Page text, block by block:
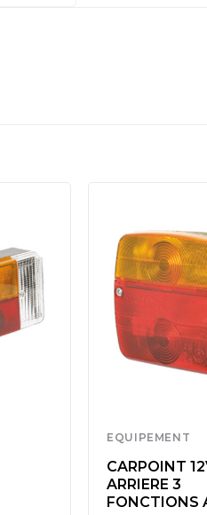
EQUIPEMENT
CARPOINT
ARRIERE 3
FONCTIONS